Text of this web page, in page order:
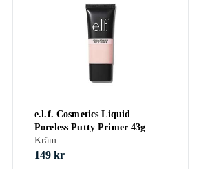
e.l.f. Cosmetics Liquid
Poreless Putty Primer 43g
Kräm
149 kr